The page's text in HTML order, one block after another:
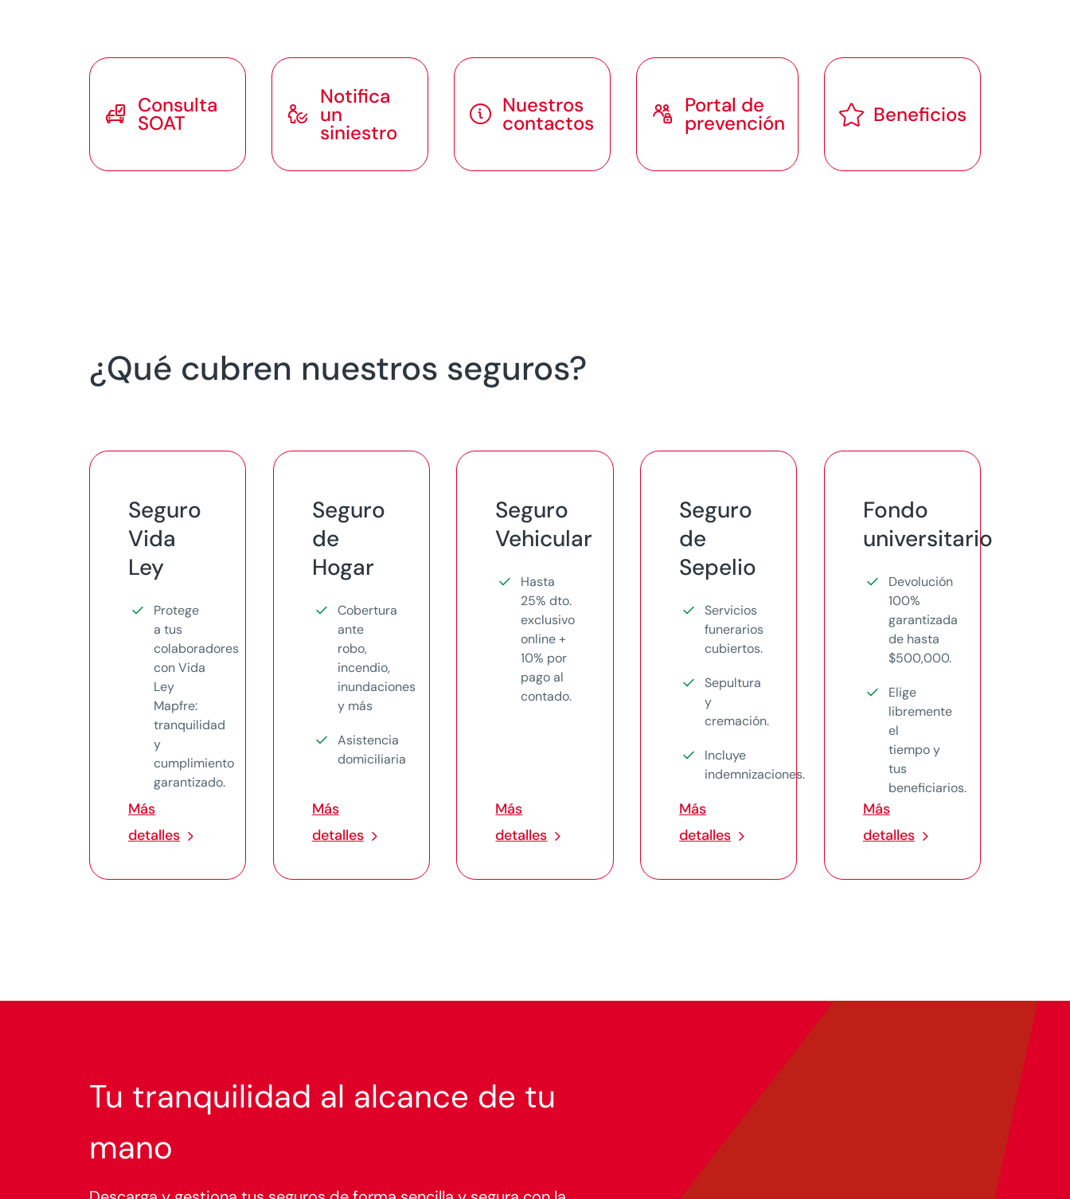
 Consulta
SOAT 
Notifica
un
siniestro
 Nuestros
contactos  Portal de
prevención  Beneficios
¿Qué cubren nuestros seguros?
Seguro
Vida
Ley
Protege
a tus
colaboradores
con Vida
Ley
Mapfre:
tranquilidad
y
cumplimiento
garantizado.
Más
detalles
Seguro
de
Hogar
Cobertura
ante
robo,
incendio,
inundaciones
y más
Asistencia
domiciliaria
Más
detalles
Seguro
Vehicular
Hasta
25% dto.
exclusivo
online +
10% por
pago al
contado.
Más
detalles
Seguro
de
Sepelio
Servicios
funerarios
cubiertos.
Sepultura
y
cremación.
Incluye
indemnizaciones.
Más
detalles
Fondo
universitario
Devolución
100%
garantizada
de hasta
$500,000.
Elige
libremente
el
tiempo y
tus
beneficiarios.
Más
detalles
Tu tranquilidad al alcance de tu
mano